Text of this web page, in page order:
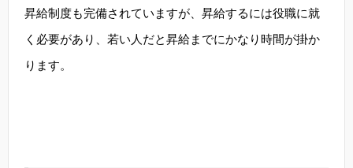
昇給制度も完備されていますが、昇給するには役職に就
く必要があり、若い人だと昇給までにかなり時間が掛か
ります。